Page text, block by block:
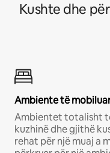
Kushte dhe
Ambiente të
Ambientet totalisht
kuzhinë dhe gjithë
rehat për një muaj a